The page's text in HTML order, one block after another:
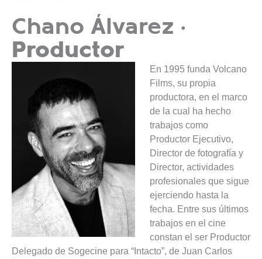
Chano Álvarez ·
Productor
En 1995 funda Volcano
Films, su propia
productora, en el marco
de la cual ha hecho
trabajos como
Productor Ejecutivo,
Director de fotografía y
Director, actividades
profesionales que sigue
ejerciendo hasta la
fecha. Entre sus últimos
trabajos en el cine
constan el ser Productor
Delegado de Sogecine para “Intacto”, de Juan Carlos